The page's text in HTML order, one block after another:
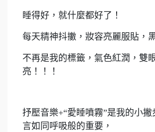
睡得好，就什麼都好了！
每天精神抖擻，妝容亮麗服貼，
不再是我的標籤，氣色紅潤，雙
亮！！！
抒壓音樂+“愛睡噴霧”是我的小撇
言如同呼吸般的重要，